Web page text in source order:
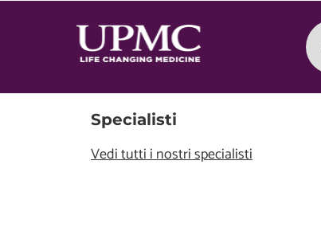
Specialisti
Vedi tutti i nostri specialisti